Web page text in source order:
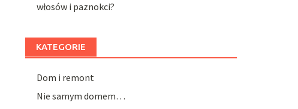
włosów i paznokci?
KATEGORIE
Dom i remont
Nie samym domem…